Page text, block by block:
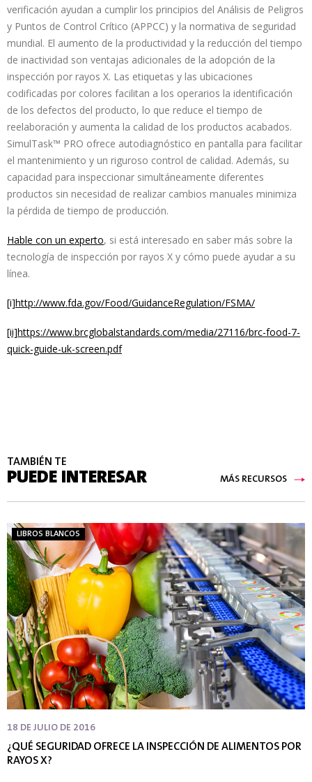
verificación ayudan a cumplir los principios del Análisis de Peligros
y Puntos de Control Crítico (APPCC) y la normativa de seguridad
mundial. El aumento de la productividad y la reducción del tiempo
de inactividad son ventajas adicionales de la adopción de la
inspección por rayos X. Las etiquetas y las ubicaciones
codificadas por colores facilitan a los operarios la identificación
de los defectos del producto, lo que reduce el tiempo de
reelaboración y aumenta la calidad de los productos acabados.
SimulTask™ PRO ofrece autodiagnóstico en pantalla para facilitar
el mantenimiento y un riguroso control de calidad. Además, su
capacidad para inspeccionar simultáneamente diferentes
productos sin necesidad de realizar cambios manuales minimiza
la pérdida de tiempo de producción.
Hable con un experto, si está interesado en saber más sobre la
tecnología de inspección por rayos X y cómo puede ayudar a su
línea.
[i]http://www.fda.gov/Food/GuidanceRegulation/FSMA/
[ii]https://www.brcglobalstandards.com/media/27116/brc-food-7-
quick-guide-uk-screen.pdf
TAMBIÉN TE
PUEDE INTERESAR MÁS RECURSOS
LIBROS BLANCOS
18 DE JULIO DE 2016
¿QUÉ SEGURIDAD OFRECE LA INSPECCIÓN DE ALIMENTOS POR
RAYOS X?